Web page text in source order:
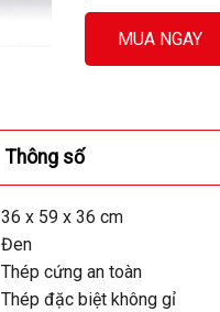
MUA NGAY
Thông số
36 x 59 x 36 cm
Đen
Thép cứng an toàn
Thép đặc biệt không gỉ